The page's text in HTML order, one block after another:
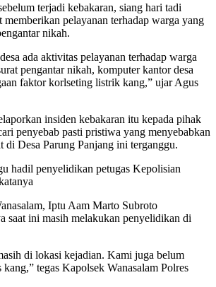
terjadi kebakaran, siang hari tadi
memberikan pelayanan terhadap warga yang
nikah.
ada aktivitas pelayanan terhadap warga
pengantar nikah, komputer kantor desa
faktor korlseting listrik kang,” ujar Agus
insiden kebakaran itu kepada pihak
penyebab pasti pristiwa yang menyebabkan
di Desa Parung Panjang ini terganggu.
hadil penyelidikan petugas Kepolisian
Iptu Aam Marto Subroto
saat ini masih melakukan penyelidikan di
di lokasi kejadian. Kami juga belum
tegas Kapolsek Wanasalam Polres